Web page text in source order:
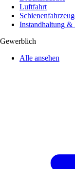
Luftfahrt
Instandhaltung &
Gewerblich
Alle ansehen